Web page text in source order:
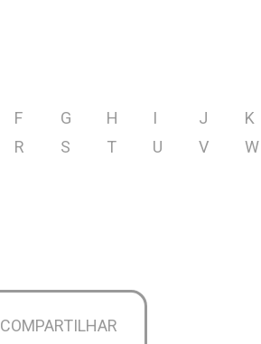
F G H I J
K
R S T U V
W
COMPARTILHAR